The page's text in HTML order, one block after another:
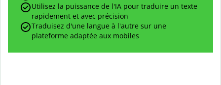
Utilisez la puissance de l'IA pour traduire un texte
rapidement et avec précision
Traduisez d'une langue à l'autre sur une
plateforme adaptée aux mobiles